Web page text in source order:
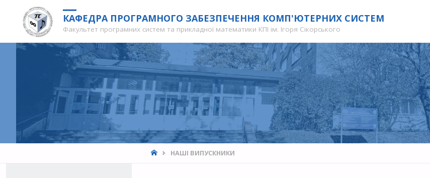
КАФЕДРА ПРОГРАМНОГО ЗАБЕЗПЕЧЕННЯ КОМП'ЮТЕРНИХ СИСТЕМ
Факультет програмних систем та прикладної математики КПІ ім. Ігоря Сікорського
HOMEНАШІ ВИПУСКНИКИ